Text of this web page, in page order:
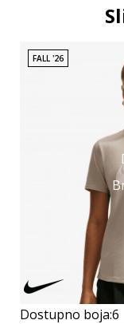
FALL '26
Dostupno boja:6